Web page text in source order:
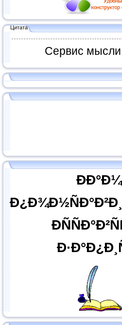
Цитата
Сервис
ÐÐ°Ð¼